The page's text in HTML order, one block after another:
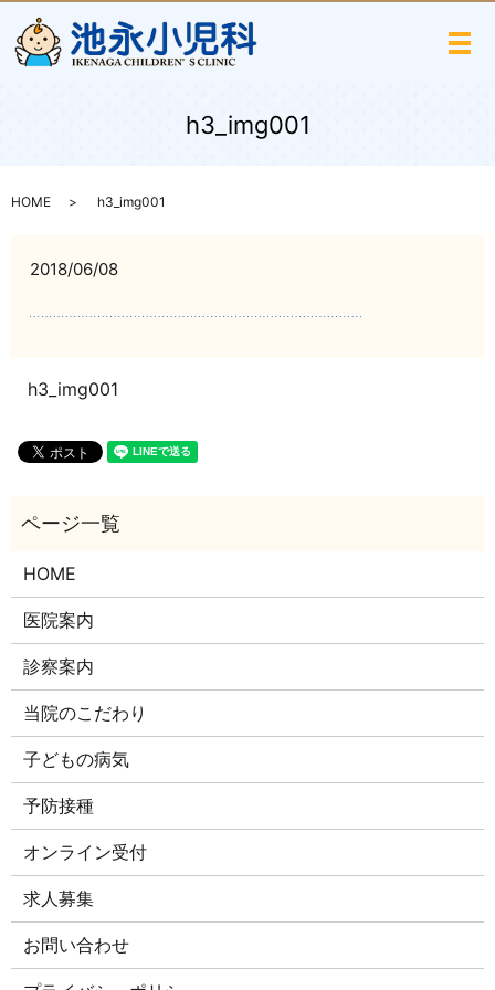
メ
h3_img001
HOME h3_img001
2018/06/08
h3_img001
HOME
医院案内
診察案内
当院のこだわり
子どもの病気
予防接種
オンライン受付
求人募集
お問い合わせ